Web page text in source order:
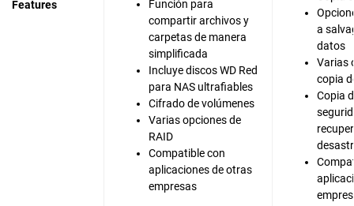
Features
Función para
compartir archivos y
carpetas de manera
simplificada
Incluye discos WD Red
para NAS ultrafiables
Cifrado de volúmenes
Varias opciones de
RAID
Compatible con
aplicaciones de otras
empresas
a
datos
Varias
copia
Copia